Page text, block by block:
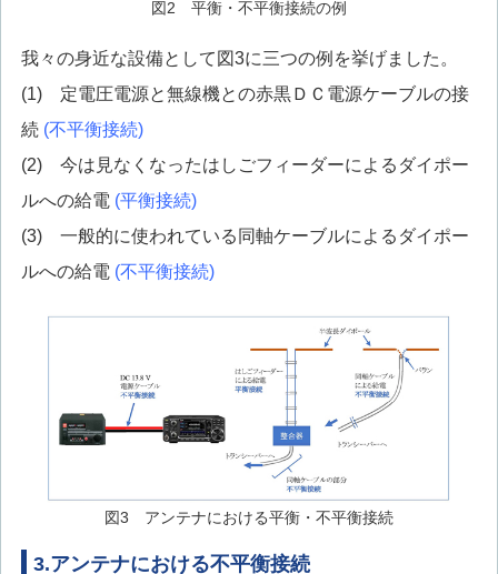
図2 平衡・不平衡接続の例
我々の身近な設備として図3に三つの例を挙げました。
(1) 定電圧電源と無線機との赤黒ＤＣ電源ケーブルの接
続 (不平衡接続)
(2) 今は見なくなったはしごフィーダーによるダイポー
ルへの給電 (平衡接続)
(3) 一般的に使われている同軸ケーブルによるダイポー
ルへの給電 (不平衡接続)
図3 アンテナにおける平衡・不平衡接続
3.アンテナにおける不平衡接続